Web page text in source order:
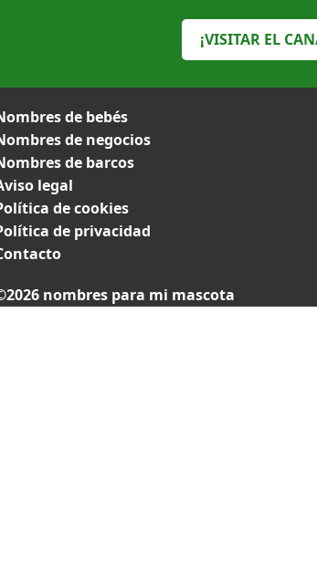
¡VISITAR EL
de bebés
de negocios
de barcos
legal
de cookies
de privacidad
nombres para mi mascota